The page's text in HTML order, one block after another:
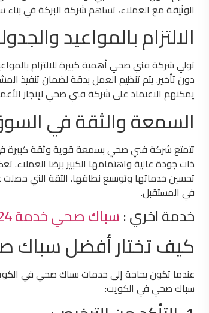
الوثيقة مع العملاء، تساهم شركة البركة في
الالتزام بالمواعيد
تولي شركة فني صحي أهمية كبيرة للالتزام
دون تأخير. يتم تنظيم العمل بدقة لضمان تنفيذ
يمكنهم الاعتماد على شركة فني صحي لإنجاز
السمعة والثقة في
تتمتع شركة فني صحي بسمعة قوية وثقة كبيرة
ذات جودة عالية واهتمامها الكبير برضا العملاء.
تحسين خدماتها وتوسيع نطاقها. الثقة التي
في المستقبل.
خدمة اخري : سباك صحي خدمة 24 ساعه أتصل الان
كيف تختار أفضل سباك
عندما تكون بحاجة إلى خدمات سباك صحي في
سباك صحي في الكويت: